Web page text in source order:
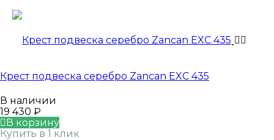
Крест подвеска серебро Zancan EXC 435
В наличии
19 430 ₽
В корзину
Купить в 1 клик